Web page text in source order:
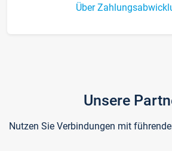
Über
Unsere
Nutzen Sie Verbindungen mit